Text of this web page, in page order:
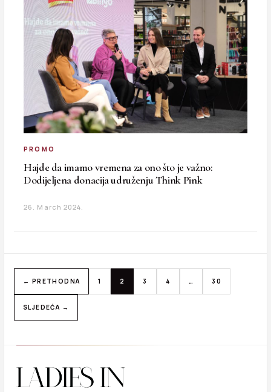
PROMO
Hajde da imamo vremena za ono što je važno:
Dodijeljena donacija udruženju Think Pink
26. March 2024.
← PRETHODNA 1 2 3 4 … 30
SLJEDEĆA →